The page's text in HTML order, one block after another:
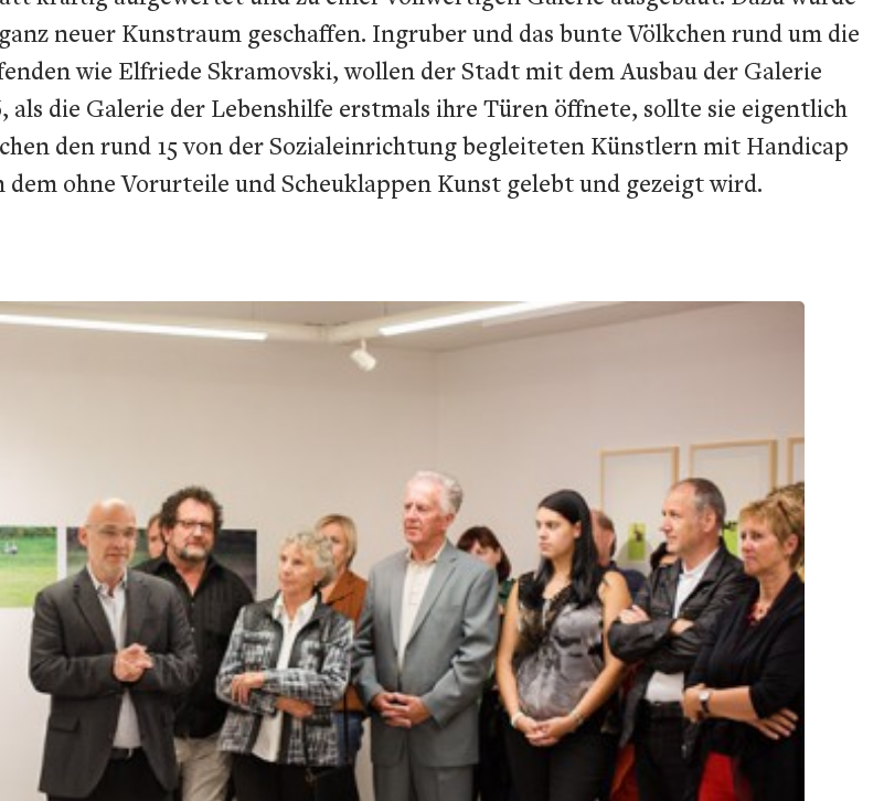
neuer Kunstraum geschaffen. Ingruber und das bunte Völkchen rund um die
wie Elfriede Skramovski, wollen der Stadt mit dem Ausbau der Galerie
die Galerie der Lebenshilfe erstmals ihre Türen öffnete, sollte sie eigentlich
den rund 15 von der Sozialeinrichtung begleiteten Künstlern mit Handicap
ohne Vorurteile und Scheuklappen Kunst gelebt und gezeigt wird.